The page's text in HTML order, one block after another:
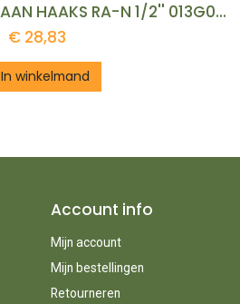
DANF THERM RAD KRAAN HAAKS RA-N 1/2'' 013G0033 REF:10026409
€ 28,83
In winkelmand
Account info
Mijn account
Mijn bestellingen
Retourneren